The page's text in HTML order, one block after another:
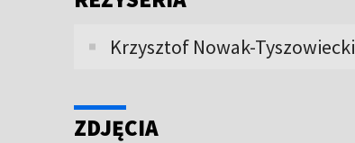
Krzysztof Nowak-Tyszowiecki
ZDJĘCIA